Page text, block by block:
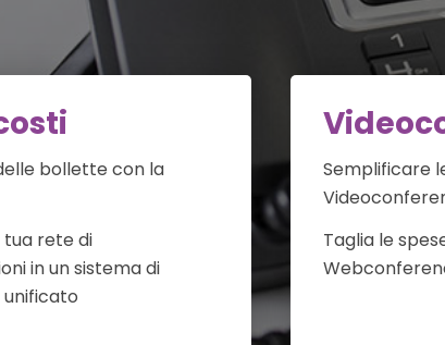
bollette con la
rete di
in un sistema di
Semplificare
Taglia le